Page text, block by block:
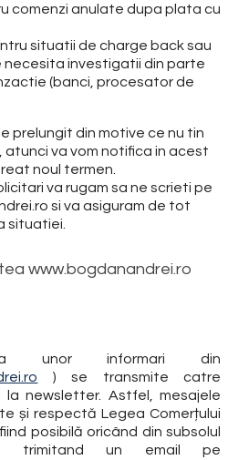
comenzi anulate dupa plata cu
situatii de charge back sau
necesita investigatii din parte
(banci, procesator de
prelungit din motive ce nu tin
atunci va vom notifica in acest
noul termen.
va rugam sa ne scrieti pe
si va asiguram de tot
situatiei.
www.bogdanandrei.ro
unor informari din
) se transmite catre
la newsletter. Astfel, mesajele
și respectă Legea Comerțului
posibilă oricând din subsolul
trimitand un email pe